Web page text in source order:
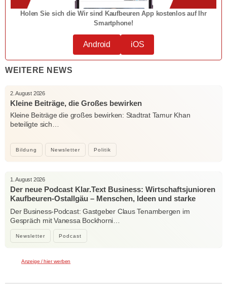
Holen Sie sich die Wir sind Kaufbeuren App kostenlos auf Ihr
Smartphone!
Android iOS
WEITERE NEWS
Bildung Newsletter Politik
2. August 2026
Kleine Beiträge, die Großes bewirken
Kleine Beiträge die großes bewirken: Stadtrat Tamur Khan
beteiligte sich…
Newsletter Podcast
1. August 2026
Der neue Podcast Klar.Text Business: Wirtschaftsjunioren
Kaufbeuren-Ostallgäu – Menschen, Ideen und starke
Verbindungen
Der Business-Podcast: Gastgeber Claus Tenambergen im
Gespräch mit Vanessa Bockhorni…
Anzeige / hier werben